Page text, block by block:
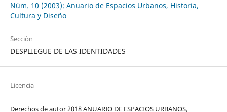
Núm. 10 (2003): Anuario de Espacios Urbanos, Historia,
Cultura y Diseño
Sección
DESPLIEGUE DE LAS IDENTIDADES
Licencia
Derechos de autor 2018 ANUARIO DE ESPACIOS URBANOS,